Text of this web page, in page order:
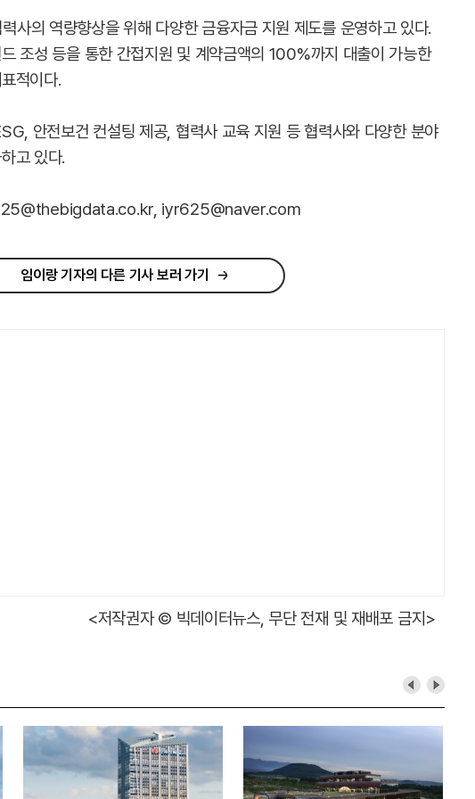
사의 역량향상을 위해 다양한 금융자금 지원 제도를 운영하고 있다.
조성 등을 통한 간접지원 및 계약금액의 100%까지 대출이 가능한
적이다.
안전보건 컨설팅 제공, 협력사 교육 지원 등 협력사와 다양한 분야
고 있다.
iyr625@naver.com
임이랑 기자의 다른 기사 보러 가기
<저작권자 © 빅데이터뉴스, 무단 전재 및 재배포 금지>